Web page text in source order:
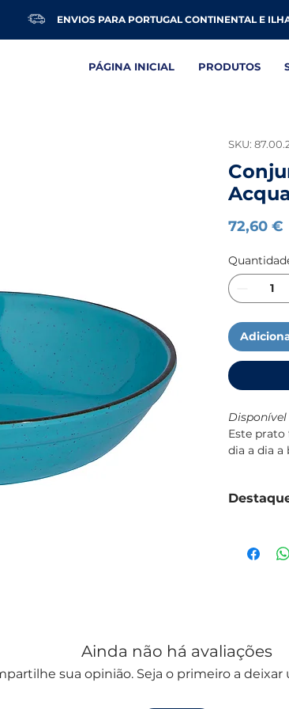
ENVIOS PARA PORTUGAL CONTINENTAL E
PÁGINA INICIAL PRODUTOS
SKU:
72,60 €
Este
dia a dia
quedas,
Ainda não há avaliações
sua opinião. Seja o primeiro a deixar